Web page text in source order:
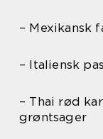
– Mexikansk
– Italiensk
– Thai rød
grøntsager